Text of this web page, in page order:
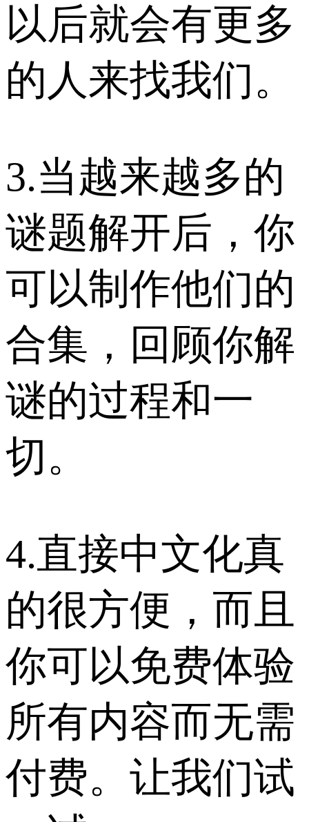
以后就会有更多
的人来找我们。
3.当越来越多的
谜题解开后，你
可以制作他们的
合集，回顾你解
谜的过程和一
切。
4.直接中文化真
的很方便，而且
你可以免费体验
所有内容而无需
付费。让我们试